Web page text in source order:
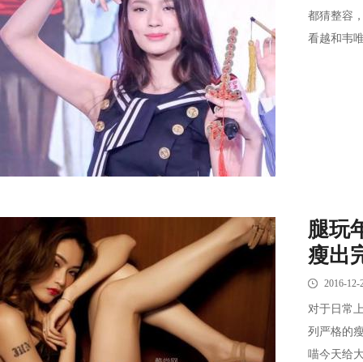
都猜整容
看越和韦
腿玩
瘦出
2016-12-
对于日常
列严格的
喵今天给